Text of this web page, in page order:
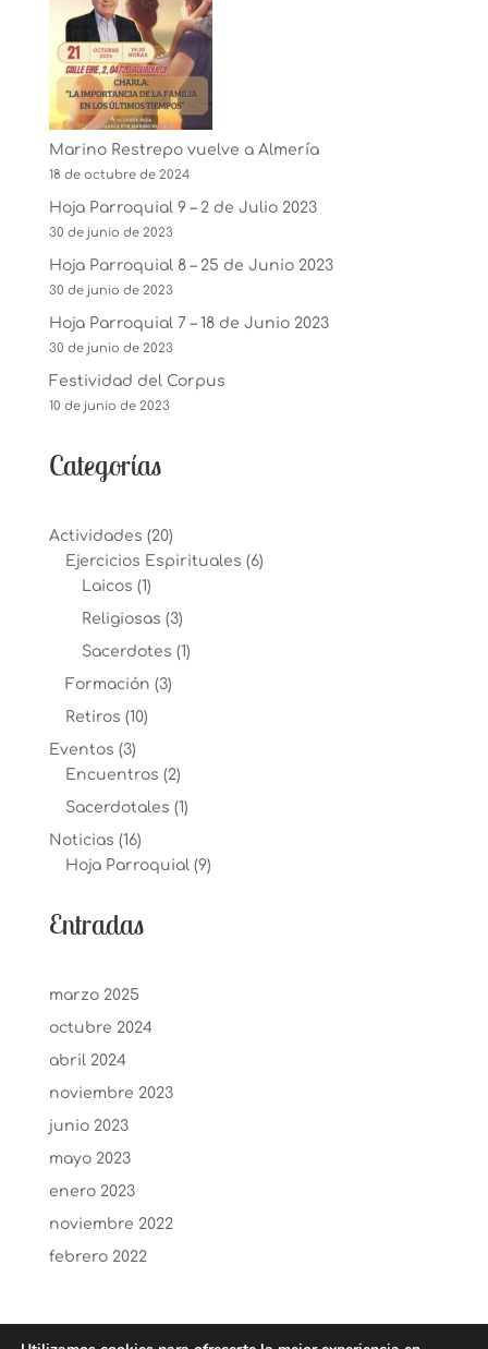
Marino Restrepo vuelve a Almería
18 de octubre de 2024
Hoja Parroquial 9 – 2 de Julio 2023
30 de junio de 2023
Hoja Parroquial 8 – 25 de Junio 2023
30 de junio de 2023
Hoja Parroquial 7 – 18 de Junio 2023
30 de junio de 2023
Festividad del Corpus
10 de junio de 2023
Categorías
Actividades (20)
Ejercicios Espirituales (6)
Laicos (1)
Religiosas (3)
Sacerdotes (1)
Formación (3)
Retiros (10)
Eventos (3)
Encuentros (2)
Sacerdotales (1)
Noticias (16)
Hoja Parroquial (9)
Entradas
marzo 2025
octubre 2024
abril 2024
noviembre 2023
junio 2023
mayo 2023
enero 2023
noviembre 2022
febrero 2022